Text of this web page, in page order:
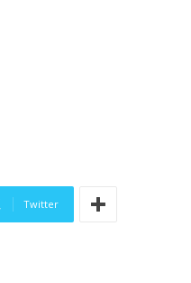
Twitter